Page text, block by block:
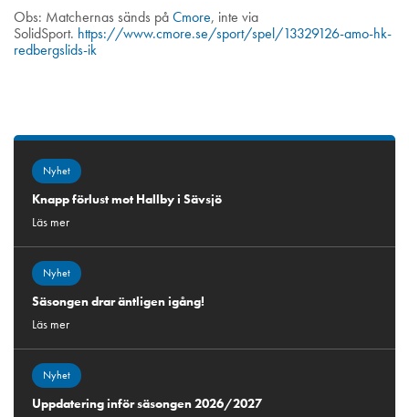
Obs: Matchernas sänds påCmore, inte via
SolidSport. https://www.cmore.se/sport/spel/13329126-amo-hk-
redbergslids-ik
Nyhet
Knapp förlust mot Hallby i Sävsjö
Läs mer
Nyhet
Säsongen drar äntligen igång!
Läs mer
Nyhet
Uppdatering inför säsongen 2026/2027